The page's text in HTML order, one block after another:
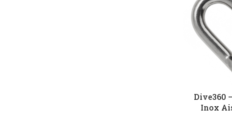
Dive360
Inox